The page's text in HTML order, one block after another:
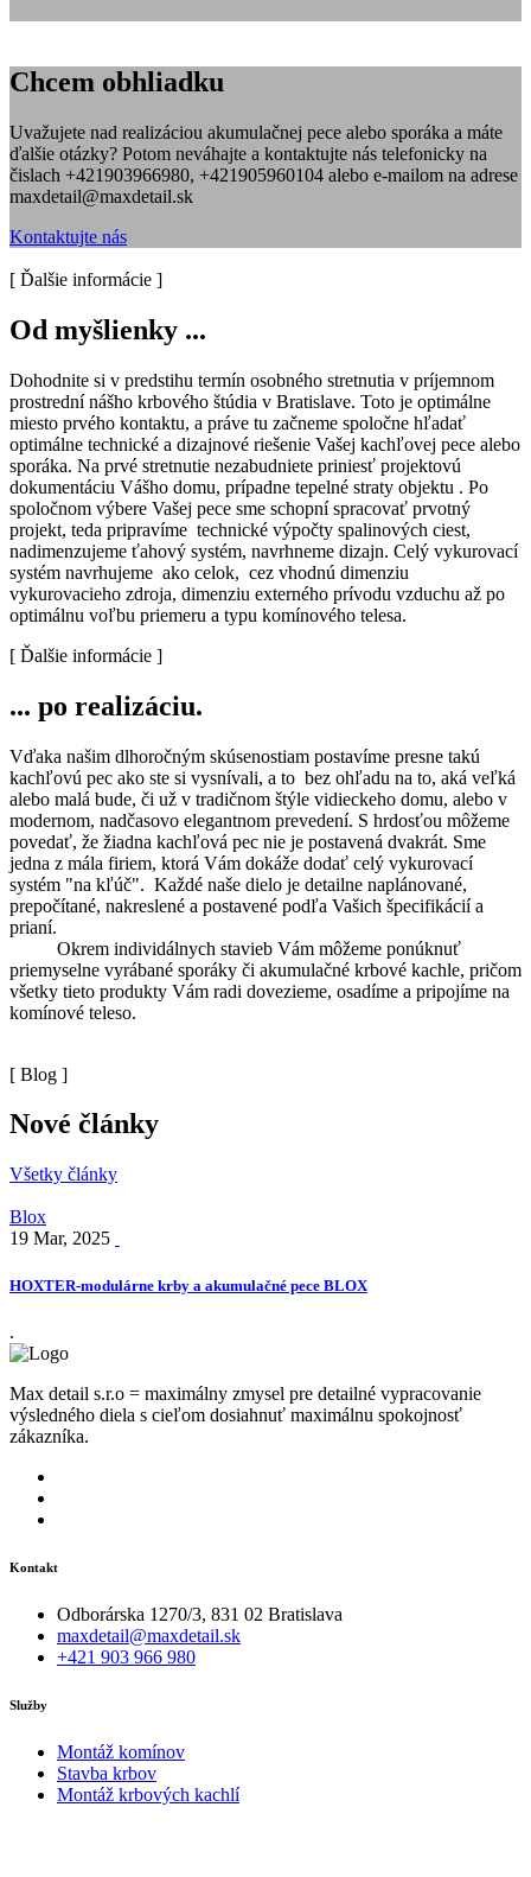
Chcem obhliadku
Uvažujete nad realizáciou akumulačnej pece alebo sporáka a máte
ďalšie otázky? Potom neváhajte a kontaktujte nás telefonicky na
čislach +421903966980, +421905960104 alebo e-mailom na adrese
maxdetail@maxdetail.sk
Kontaktujte nás
[ Ďalšie informácie ]
Od myšlienky ...
Dohodnite si v predstihu termín osobného stretnutia v príjemnom
prostrední nášho krbového štúdia v Bratislave. Toto je optimálne
miesto prvého kontaktu, a práve tu začneme spoločne hľadať
optimálne technické a dizajnové riešenie Vašej kachľovej pece alebo
sporáka. Na prvé stretnutie nezabudniete priniesť projektovú
dokumentáciu Vášho domu, prípadne tepelné straty objektu . Po
spoločnom výbere Vašej pece sme schopní spracovať prvotný
projekt, teda pripravíme technické výpočty spalinových ciest,
nadimenzujeme ťahový systém, navrhneme dizajn. Celý vykurovací
systém navrhujeme ako celok, cez vhodnú dimenziu
vykurovacieho zdroja, dimenziu externého prívodu vzduchu až po
optimálnu voľbu priemeru a typu komínového telesa.
[ Ďalšie informácie ]
... po realizáciu.
Vďaka našim dlhoročným skúsenostiam postavíme presne takú
kachľovú pec ako ste si vysnívali, a to bez ohľadu na to, aká veľká
alebo malá bude, či už v tradičnom štýle vidieckeho domu, alebo v
modernom, nadčasovo elegantnom prevedení. S hrdosťou môžeme
povedať, že žiadna kachľová pec nie je postavená dvakrát. Sme
jedna z mála firiem, ktorá Vám dokáže dodať celý vykurovací
systém "na kľúč". Každé naše dielo je detailne naplánované,
prepočítané, nakreslené a postavené podľa Vašich špecifikácií a
prianí.
Okrem individálnych stavieb Vám môžeme ponúknuť
priemyselne vyrábané sporáky či akumulačné krbové kachle, pričom
všetky tieto produkty Vám radi dovezieme, osadíme a pripojíme na
komínové teleso.
[ Blog ]
Nové články
Všetky články
Blox
19 Mar, 2025
HOXTER-modulárne krby a akumulačné pece BLOX
.
Max detail s.r.o = maximálny zmysel pre detailné vypracovanie
výsledného diela s cieľom dosiahnuť maximálnu spokojnosť
zákazníka.
Kontakt
Odborárska 1270/3, 831 02 Bratislava
maxdetail@maxdetail.sk
+421 903 966 980
Služby
Montáž komínov
Stavba krbov
Montáž krbových kachlí